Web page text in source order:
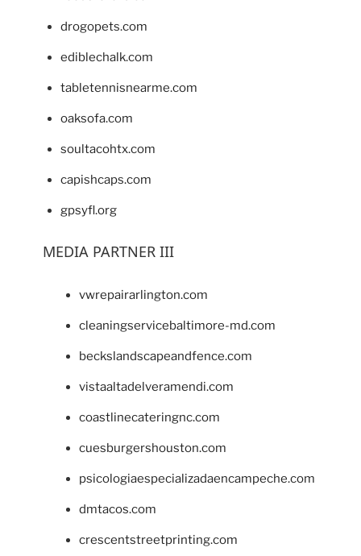
drogopets.com
ediblechalk.com
tabletennisnearme.com
oaksofa.com
soultacohtx.com
capishcaps.com
gpsyfl.org
MEDIA PARTNER III
vwrepairarlington.com
cleaningservicebaltimore-md.com
beckslandscapeandfence.com
vistaaltadelveramendi.com
coastlinecateringnc.com
cuesburgershouston.com
psicologiaespecializadaencampeche.com
dmtacos.com
crescentstreetprinting.com